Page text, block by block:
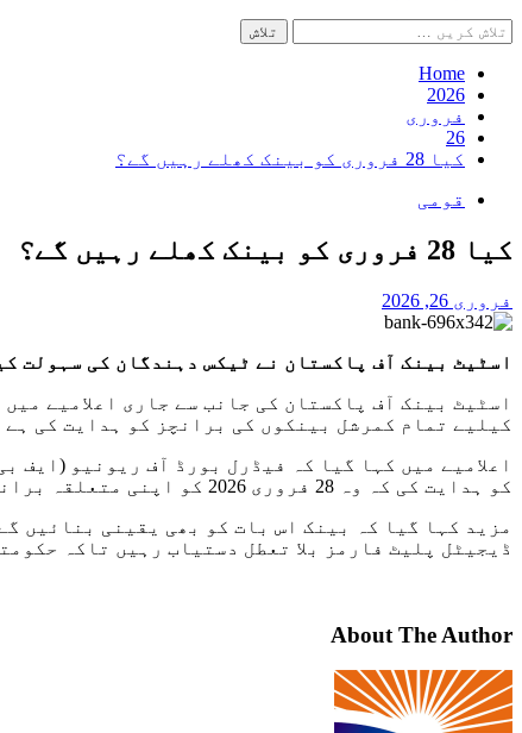
تلاش
کریں
برائے:Home
2026
فروری
26
کیا 28 فروری کو بینک کھلے رہیں گے؟
قومی
کیا 28 فروری کو بینک کھلے رہیں گے؟
فروری 26, 2026
اسٹیٹ بینک آف پاکستان نے ٹیکس دہندگان کی سہولت کیلیے 28 فروری بروز ہفتہ تمام کمرشل بینکوں کو برانچز کھلی رکھنے کی
اسٹیٹ بینک آف پاکستان کی جانب سے جاری اعلامیے
کیلیے تمام کمرشل بینکوں کی برانچز کو ہدایت کی ہے کہ وہ ہفتہ 28 فروری 2026 کو صبح 9 بجے سے دوپہر
اعلامیے میں کہا گیا کہ فیڈرل بورڈ آف ریونیو
کو ہدایت کی کہ وہ 28 فروری 2026 کو اپنی متعلقہ برانچز اس وقت تک کھلی رکھیں جب تک نیفٹ کے ذریعے حکومتی لین دین کی خصوصی کلیئرنگ مکمل کرنے کیلیے ضرورت ہو۔
مزید کہا گیا کہ بینک اس بات کو بھی یقینی بنائیں
ڈیجیٹل پلیٹ فارمز بلا تعطل دستیاب رہیں تاکہ
About The Author